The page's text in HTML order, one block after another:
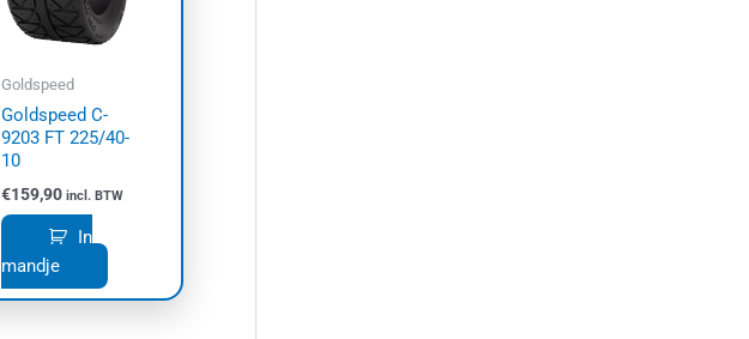
Goldspeed
Goldspeed C-
9203 FT 225/40-
10
€159,90 incl. BTW
In
mandje